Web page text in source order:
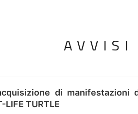
AVVISI
di
LIFE TURTLE